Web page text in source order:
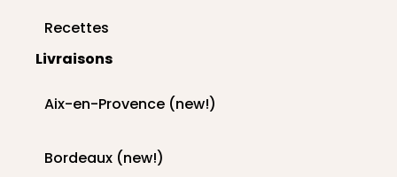
Recettes
Livraisons
Aix-en-Provence (new!)
Bordeaux (new!)